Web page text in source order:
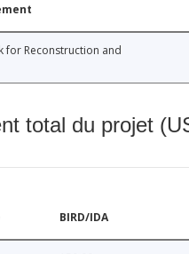
for Reconstruction and
total du projet
BIRD/IDA